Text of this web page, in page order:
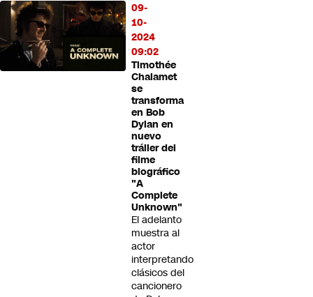
09-
10-
2024
09:02
Timothée
Chalamet
se
transforma
en Bob
Dylan en
nuevo
tráiler del
filme
biográfico
"A
Complete
Unknown"
El adelanto
muestra al
actor
interpretando
clásicos del
cancionero